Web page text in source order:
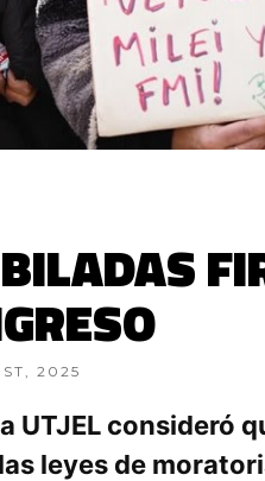
2025
UTJEL consideró
leyes de